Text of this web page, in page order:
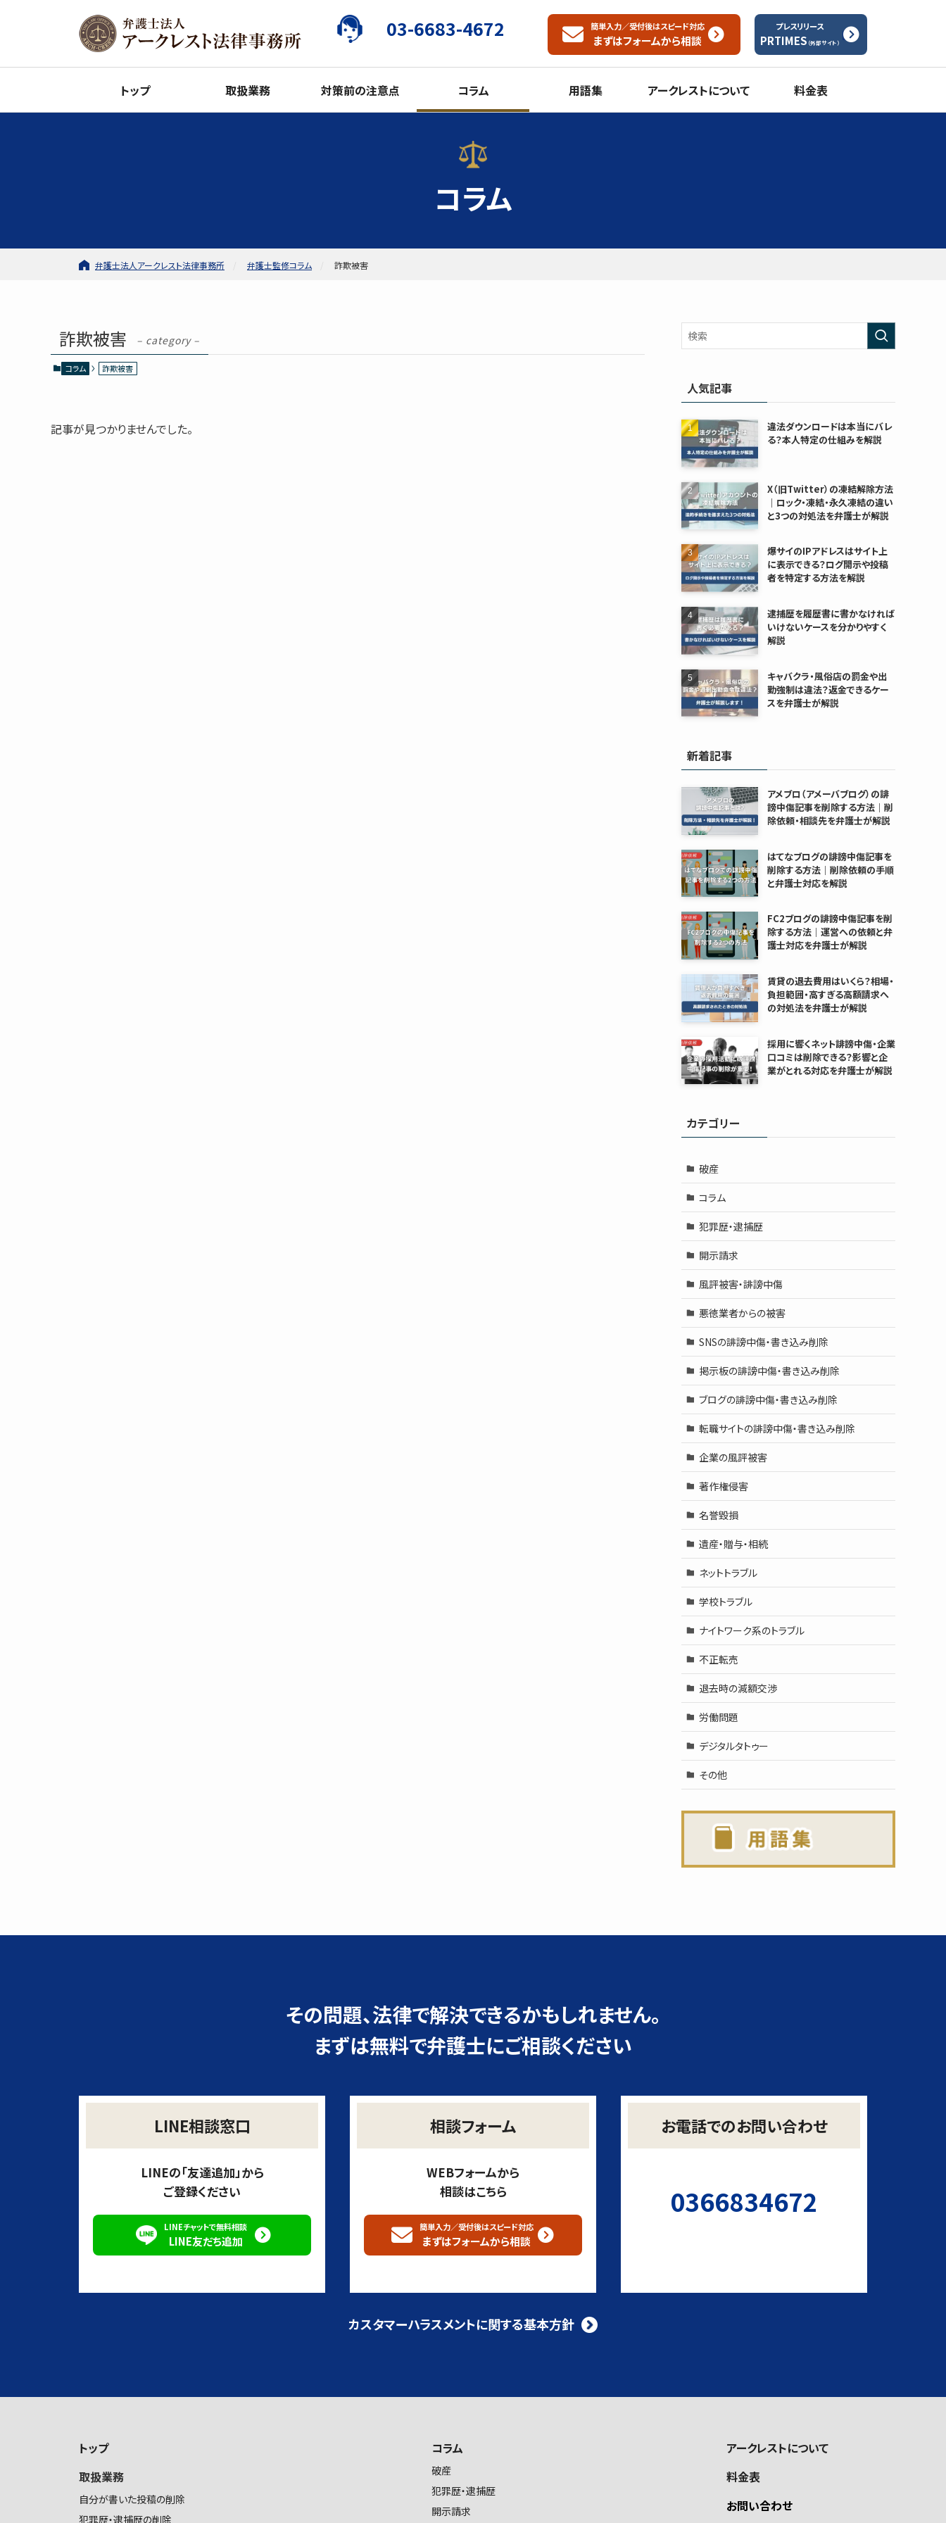
03-6683-4672 簡単入力／受付後はスピード対応
まずはフォームから相談
プレスリリース
PRTIMES （外部サイト）
トップ 取扱業務 対策前の注意点 コラム 用語集 アークレストについて 料金表
コラム
弁護士法人アークレスト法律事務所 弁護士監修コラム 詐欺被害
詐欺被害 – category –
コラム 詐欺被害
記事が見つかりませんでした。
人気記事
違法ダウンロードは本当にバレ
る？本人特定の仕組みを解説
X（旧Twitter）の凍結解除方法
｜ロック・凍結・永久凍結の違い
と3つの対処法を弁護士が解説
爆サイのIPアドレスはサイト上
に表示できる？ログ開示や投稿
者を特定する方法を解説
逮捕歴を履歴書に書かなければ
いけないケースを分かりやすく
解説
キャバクラ・風俗店の罰金や出
勤強制は違法？返金できるケー
スを弁護士が解説
新着記事
アメブロ（アメーバブログ）の誹
謗中傷記事を削除する方法｜削
除依頼・相談先を弁護士が解説
はてなブログの誹謗中傷記事を
削除する方法｜削除依頼の手順
と弁護士対応を解説
FC2ブログの誹謗中傷記事を削
除する方法｜運営への依頼と弁
護士対応を弁護士が解説
賃貸の退去費用はいくら？相場・
負担範囲・高すぎる高額請求へ
の対処法を弁護士が解説
採用に響くネット誹謗中傷・企業
口コミは削除できる？影響と企
業がとれる対応を弁護士が解説
カテゴリー
破産
コラム
犯罪歴・逮捕歴
開示請求
風評被害・誹謗中傷
悪徳業者からの被害
SNSの誹謗中傷・書き込み削除
掲示板の誹謗中傷・書き込み削除
ブログの誹謗中傷・書き込み削除
転職サイトの誹謗中傷・書き込み削除
企業の風評被害
著作権侵害
名誉毀損
遺産・贈与・相続
ネットトラブル
学校トラブル
ナイトワーク系のトラブル
不正転売
退去時の減額交渉
労働問題
デジタルタトゥー
その他
その問題、法律で解決できるかもしれません。
まずは無料で弁護士にご相談ください
LINE相談窓口
LINEの「友達追加」から
ご登録ください
LINEチャットで無料相談
LINE友だち追加
相談フォーム
WEBフォームから
相談はこちら
簡単入力／受付後はスピード対応
まずはフォームから相談
お電話でのお問い合わせ
0366834672
カスタマーハラスメントに関する基本方針
トップ
取扱業務
自分が書いた投稿の削除
犯罪歴・逮捕歴の削除
コラム
破産
犯罪歴・逮捕歴
開示請求
アークレストについて
料金表
お問い合わせ